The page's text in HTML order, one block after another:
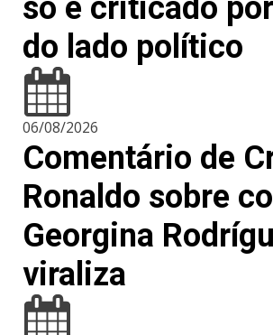
só é criticado
do lado político
06/08/2026
Comentário de
Ronaldo sobre
Georgina
viraliza